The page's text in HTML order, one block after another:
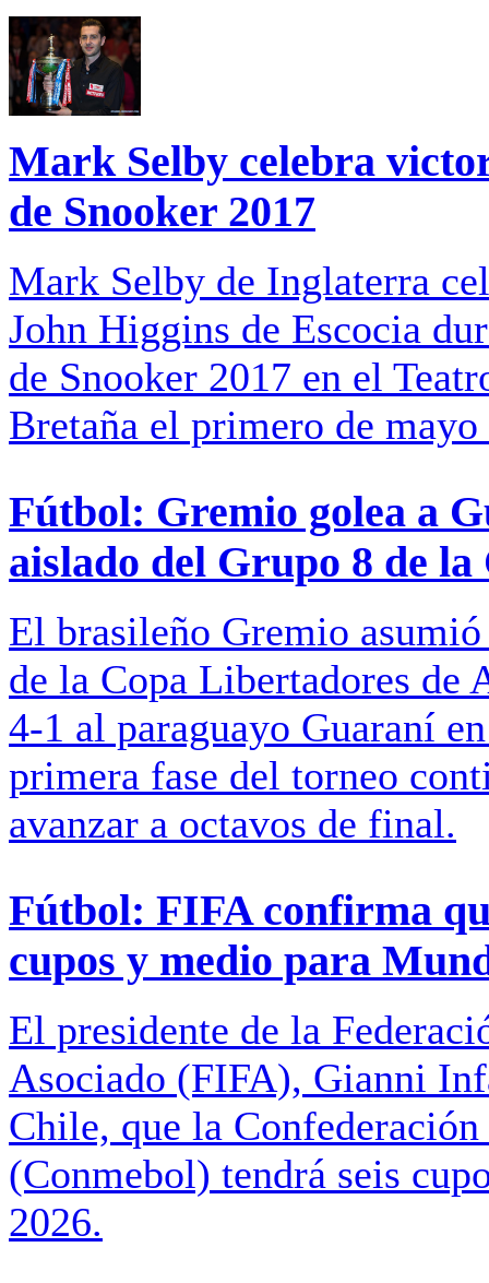
Mark Selby celebra
de Snooker 2017
Mark Selby de Inglaterra
John Higgins de Escocia
de Snooker 2017 en el
Bretaña el primero de
Fútbol: Gremio golea a
aislado del Grupo 8 de
El brasileño Gremio
de la Copa Libertadores de
4-1 al paraguayo Guaraní
primera fase del torneo
avanzar a octavos de final.
Fútbol: FIFA confirma
cupos y medio para
El presidente de la
Asociado (FIFA), Gianni
Chile, que la
(Conmebol) tendrá seis
2026.